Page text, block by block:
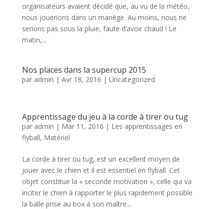
organisateurs avaient décidé que, au vu de la météo,
nous jouerions dans un manège. Au moins, nous ne
serions pas sous la pluie, faute d’avoir chaud ! Le
matin,...
Nos places dans la supercup 2015
par admin | Avr 18, 2016 | Uncategorized
Apprentissage du jeu à la corde à tirer ou tug
par admin | Mar 11, 2016 | Les apprentissages en
flyball, Matériel
La corde à tirer ou tug, est un excellent moyen de
jouer avec le chien et il est essentiel en flyball. Cet
objet constitue la « seconde motivation », celle qui va
inciter le chien à rapporter le plus rapidement possible
la balle prise au box à son maître...